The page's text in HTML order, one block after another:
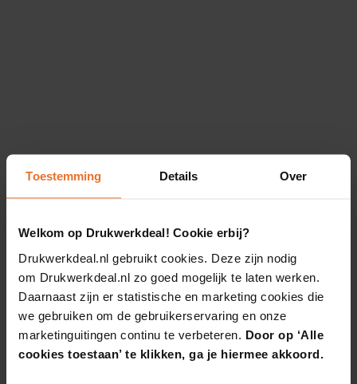
Toestemming Details Over
Welkom op Drukwerkdeal! Cookie erbij?
Drukwerkdeal.nl gebruikt cookies. Deze zijn nodig
om Drukwerkdeal.nl zo goed mogelijk te laten werken.
Daarnaast zijn er statistische en marketing cookies die
we gebruiken om de gebruikerservaring en onze
marketinguitingen continu te verbeteren. Door op ‘Alle
cookies toestaan’ te klikken, ga je hiermee akkoord.